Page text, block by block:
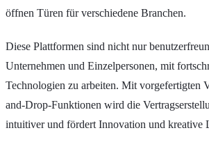
öffnen Türen für verschiedene Branchen.
Diese Plattformen sind nicht nur
Unternehmen und Einzelpersonen, mit
Technologien zu arbeiten. Mit vorgefertigten
and-Drop-Funktionen wird die
intuitiver und fördert Innovation und kreative